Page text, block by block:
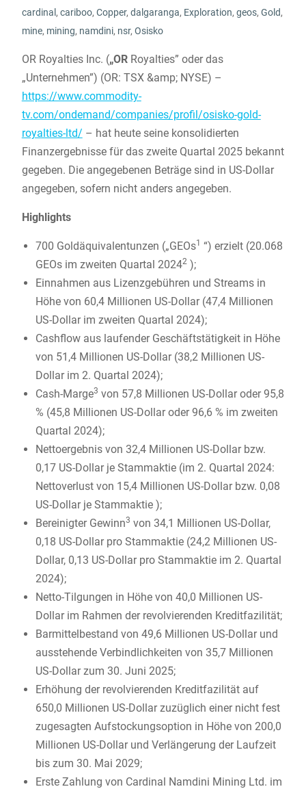
cardinal , cariboo, Copper, dalgaranga, Exploration, geos, Gold,
mine, mining, namdini, nsr, Osisko
OR Royalties Inc. („OR Royalties” oder das
„Unternehmen”) (OR: TSX &amp; NYSE) –
https://www.commodity-
tv.com/ondemand/companies/profil/osisko-gold-
royalties-ltd/ – hat heute seine konsolidierten
Finanzergebnisse für das zweite Quartal 2025 bekannt
gegeben. Die angegebenen Beträge sind in US-Dollar
angegeben, sofern nicht anders angegeben.
Highlights
700 Goldäquivalentunzen („GEOs1 “) erzielt (20.068
GEOs im zweiten Quartal 20242);
Einnahmen aus Lizenzgebühren und Streams in
Höhe von 60,4 Millionen US-Dollar (47,4 Millionen
US-Dollar im zweiten Quartal 2024);
Cashflow aus laufender Geschäftstätigkeit in Höhe
von 51,4 Millionen US-Dollar (38,2 Millionen US-
Dollar im 2. Quartal 2024);
Cash-Marge3 von 57,8 Millionen US-Dollar oder 95,8
% (45,8 Millionen US-Dollar oder 96,6 % im zweiten
Quartal 2024);
Nettoergebnis von 32,4 Millionen US-Dollar bzw.
0,17 US-Dollar je Stammaktie (im 2. Quartal 2024:
Nettoverlust von 15,4 Millionen US-Dollar bzw. 0,08
US-Dollar je Stammaktie );
Bereinigter Gewinn3 von 34,1 Millionen US-Dollar,
0,18 US-Dollar pro Stammaktie (24,2 Millionen US-
Dollar, 0,13 US-Dollar pro Stammaktie im 2. Quartal
2024);
Netto-Tilgungen in Höhe von 40,0 Millionen US-
Dollar im Rahmen der revolvierenden Kreditfazilität;
Barmittelbestand von 49,6 Millionen US-Dollar und
ausstehende Verbindlichkeiten von 35,7 Millionen
US-Dollar zum 30. Juni 2025;
Erhöhung der revolvierenden Kreditfazilität auf
650,0 Millionen US-Dollar zuzüglich einer nicht fest
zugesagten Aufstockungsoption in Höhe von 200,0
Millionen US-Dollar und Verlängerung der Laufzeit
bis zum 30. Mai 2029;
Erste Zahlung von Cardinal Namdini Mining Ltd. im